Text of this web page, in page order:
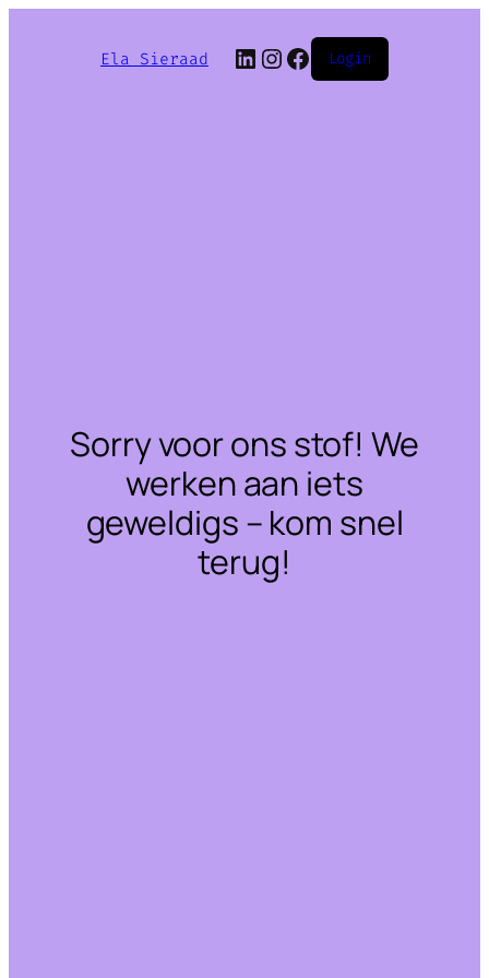
Ela Sieraad LinkedIn
Instagram
Facebook
Login
Sorry voor ons stof! We
werken aan iets
geweldigs – kom snel
terug!